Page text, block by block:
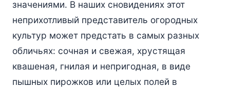
значениями. В наших сновидениях этот
неприхотливый представитель огородных
культур может предстать в самых разных
обличьях: сочная и свежая, хрустящая
квашеная, гнилая и непригодная, в виде
пышных пирожков или целых полей в